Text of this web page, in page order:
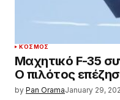
ΚΌΣΜΟΣ
Μαχητικό F-35
Ο πιλότος
by Pan OramaJanuary 29,